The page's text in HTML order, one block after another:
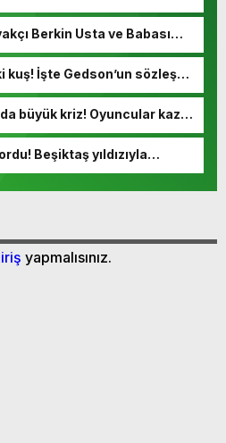
Berkin Usta ve Babası
İşte Gedson’un sözleşme
büyük kriz! Oyuncular kazan
Beşiktaş yıldızıyla
yapmalısınız.